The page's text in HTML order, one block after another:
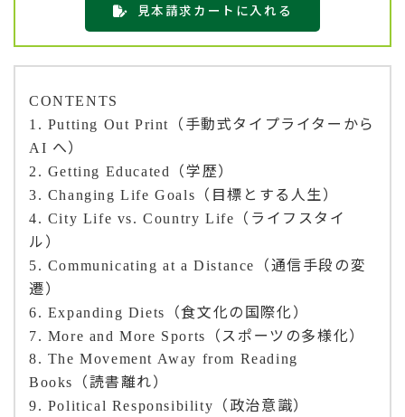
見本請求カートに入れる
CONTENTS
1. Putting Out Print
（手動式タイプライターから
AI へ）
2. Getting Educated （学歴）
3. Changing Life Goals （目標とする人生）
4. City Life vs. Country Life
（ライフスタイ
ル）
5. Communicating at a Distance
（通信手段の変
遷）
6. Expanding Diets （食文化の国際化）
7. More and More Sports （スポーツの多様化）
8. The Movement Away from Reading
Books
（読書離れ）
9. Political Responsibility （政治意識）